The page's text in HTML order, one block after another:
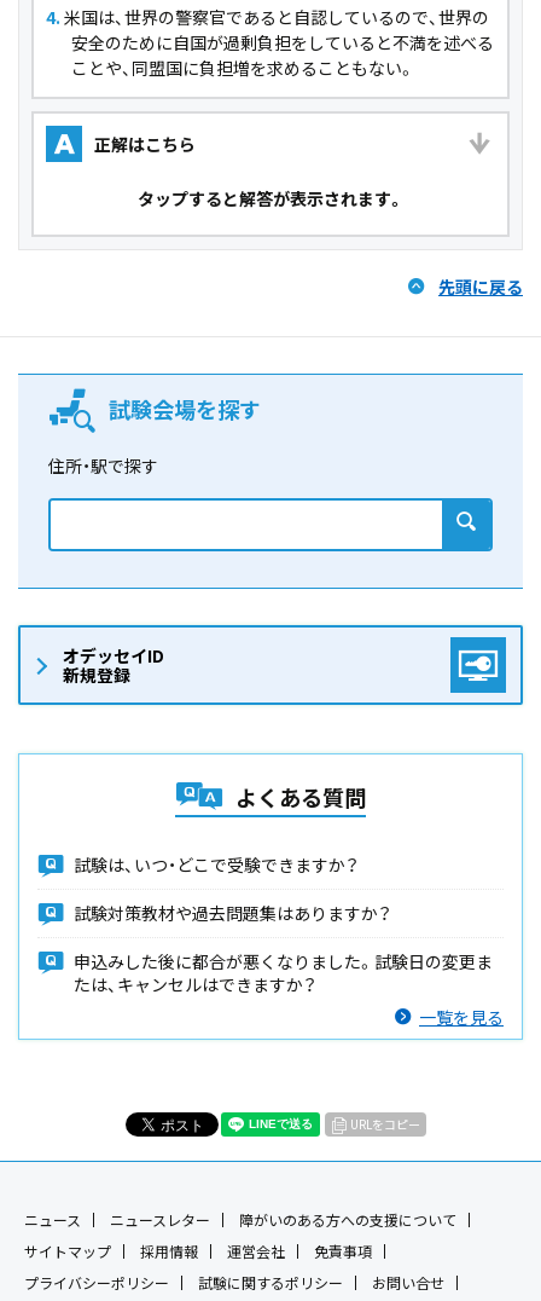
米国は、世界の警察官であると自認しているので、世界の
安全のために自国が過剰負担をしていると不満を述べる
ことや、同盟国に負担増を求めることもない。
正解はこちら
タップすると解答が表示されます。
先頭に戻る
試験会場を探す
住所・駅で探す
検索
オデッセイID
新規登録
よくある質問
試験は、いつ・どこで受験できますか？
試験対策教材や過去問題集はありますか？
申込みした後に都合が悪くなりました。試験日の変更ま
たは、キャンセルはできますか？
一覧を見る
URLをコピー
ニュース ニュースレター
障がいのある方への支援について
サイトマップ
採用情報 運営会社
免責事項
プライバシーポリシー
試験に関するポリシー お問い合せ